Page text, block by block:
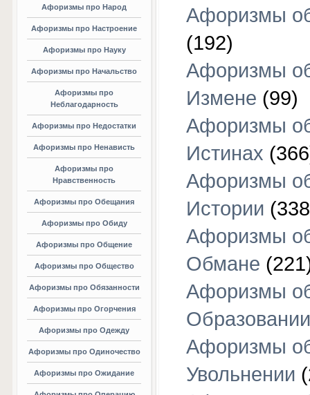
Афоризмы про Народ
Афоризмы про Настроение
Афоризмы про Науку
Афоризмы про Начальство
Афоризмы про
Неблагодарность
Афоризмы про Недостатки
Афоризмы про Ненависть
Афоризмы про
Нравственность
Афоризмы про Обещания
Афоризмы про Обиду
Афоризмы про Общение
Афоризмы про Общество
Афоризмы про Обязанности
Афоризмы про Огорчения
Афоризмы про Одежду
Афоризмы про Одиночество
Афоризмы про Ожидание
Афоризмы
(192)
Афоризмы
Измене (99)
Афоризмы
Истинах
Афоризмы
Истории
Афоризмы
Обмане
Афоризмы
Образовании
Афоризмы
Увольнении